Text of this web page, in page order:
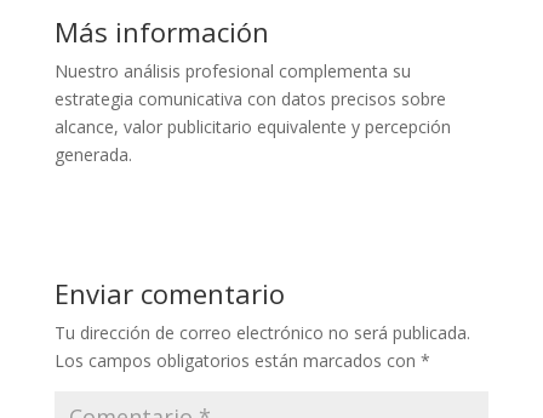
Más información
Nuestro análisis profesional complementa su
estrategia comunicativa con datos precisos sobre
alcance, valor publicitario equivalente y percepción
generada.
Enviar comentario
Tu dirección de correo electrónico no será publicada.
Los campos obligatorios están marcados con *